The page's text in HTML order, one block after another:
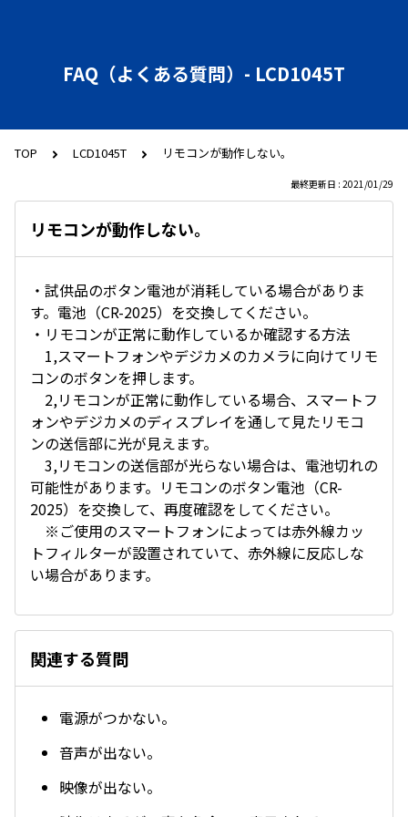
FAQ（よくある質問）- LCD1045T
TOP LCD1045T リモコンが動作しない。
最終更新日 : 2021/01/29
リモコンが動作しない。
・試供品のボタン電池が消耗している場合がありま
す。電池（CR-2025）を交換してください。
・リモコンが正常に動作しているか確認する方法
1,スマートフォンやデジカメのカメラに向けてリモ
コンのボタンを押します。
2,リモコンが正常に動作している場合、スマートフ
ォンやデジカメのディスプレイを通して見たリモコ
ンの送信部に光が見えます。
3,リモコンの送信部が光らない場合は、電池切れの
可能性があります。リモコンのボタン電池（CR-
2025）を交換して、再度確認をしてください。
※ご使用のスマートフォンによっては赤外線カッ
トフィルターが設置されていて、赤外線に反応しな
い場合があります。
関連する質問
電源がつかない。
音声が出ない。
映像が出ない。